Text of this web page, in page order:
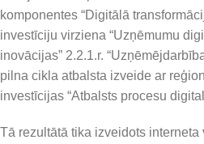
komponentes “Digitālā
investīciju virziena “Uzņēmumu
inovācijas” 2.2.1.r.
pilna cikla atbalsta izveide ar
investīcijas “Atbalsts procesu
Tā rezultātā tika izveidots interneta